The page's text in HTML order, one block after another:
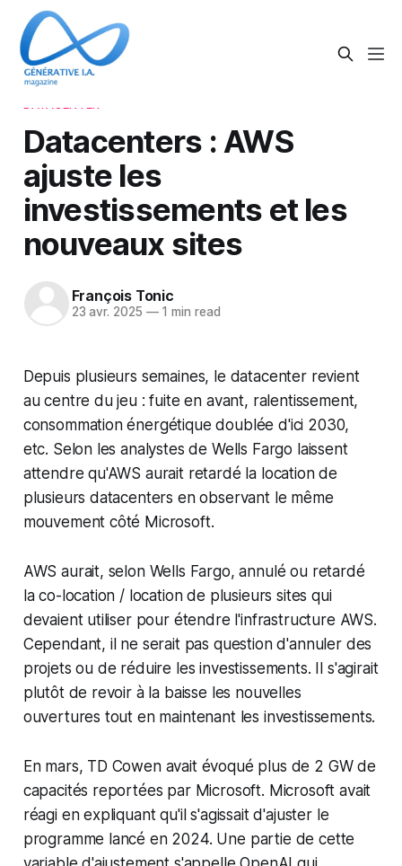
Datacenters : AWS
ajuste les
investissements et les
nouveaux sites
François Tonic
23 avr. 2025 —1 min read
Depuis plusieurs semaines, le datacenter revient
au centre du jeu : fuite en avant, ralentissement,
consommation énergétique doublée d'ici 2030,
etc. Selon les analystes de Wells Fargo laissent
attendre qu'AWS aurait retardé la location de
plusieurs datacenters en observant le même
mouvement côté Microsoft.
AWS aurait, selon Wells Fargo, annulé ou retardé
la co-location / location de plusieurs sites qui
devaient utiliser pour étendre l'infrastructure AWS.
Cependant, il ne serait pas question d'annuler des
projets ou de réduire les investissements. Il s'agirait
plutôt de revoir à la baisse les nouvelles
ouvertures tout en maintenant les investissements.
En mars, TD Cowen avait évoqué plus de 2 GW de
capacités reportées par Microsoft. Microsoft avait
réagi en expliquant qu'il s'agissait d'ajuster le
programme lancé en 2024. Une partie de cette